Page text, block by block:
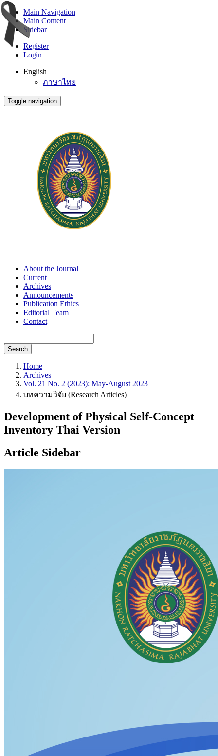
Main Navigation
Main Content
Sidebar
Register
Login
English
ภาษาไทย
Toggle navigation
About the Journal
Current
Archives
Announcements
Publication Ethics
Editorial Team
Contact
Search
Home
Archives
Vol. 21 No. 2 (2023): May-August 2023
บทความวิจัย (Research Articles)
Development of Physical Self-Concept
Inventory Thai Version
Article Sidebar